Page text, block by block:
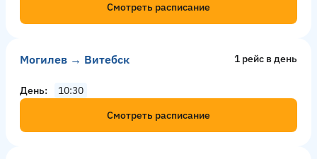
Смотреть расписание
Могилев → Витебск 1 рейс в день
День
10:30
Смотреть расписание